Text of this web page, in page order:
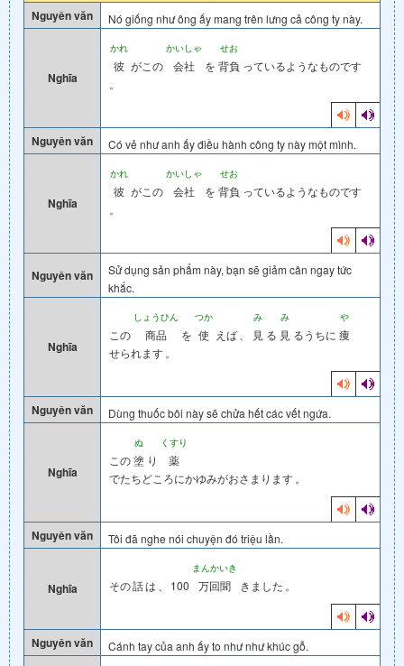
Nguyên văn
Nó giống như ông ấy mang trên lưng cả công ty này.
Nghĩa
かれ
彼 がこの
かいしゃ
会社 を
せお
背負 っているようなものです
。
Nguyên văn Có vẻ như anh ấy điều hành công ty này một mình.
Nghĩa
かれ
彼 がこの
かいしゃ
会社 を
せお
背負 っているようなものです
。
Nguyên văn
Sử dụng sản phẩm này, bạn sẽ giảm cân ngay tức
khắc.
Nghĩa
この
しょうひん
商品 を
つか
使 えば
み
見 る
み
見 るうちに
や
痩
せられます 。
Nguyên văn Dùng thuốc bôi này sẽ chửa hết các vết ngứa.
Nghĩa
この
ぬ
塗 り
くすり
薬
でたちどころにかゆみがおさまります 。
Nguyên văn Tôi đã nghe nói chuyện đó triệu lần.
Nghĩa その話は 100
まんかいき
万回聞 きました 。
Nguyên văn Cánh tay của anh ấy to như như khúc gỗ.